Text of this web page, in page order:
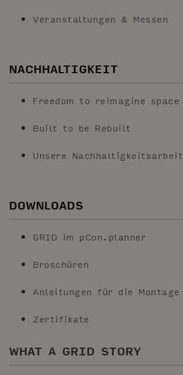
Veranstaltungen & Messen
NACHHALTIGKEIT
Freedom to reimagine space
Built to be Rebuilt
Unsere Nachhaltigkeitsarbeit
DOWNLOADS
GRID im pCon.planner
Broschüren
Anleitungen für die Montage
Zertifikate
WHAT A GRID STORY